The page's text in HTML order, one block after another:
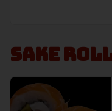
Sake